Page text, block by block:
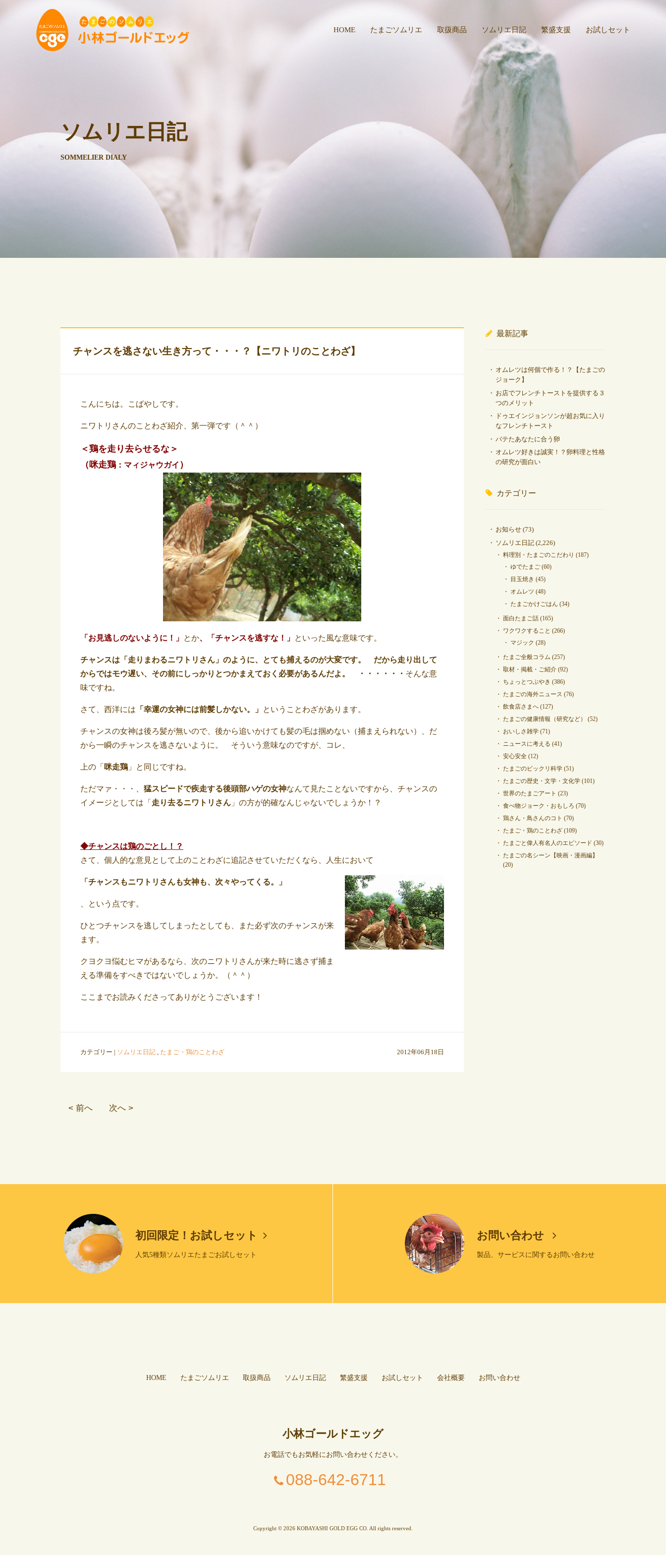
HOME たまごソムリエ 取扱商品 ソムリエ日記 繁盛支援 お試しセット
ソムリエ日記
SOMMELIER DIALY
チャンスを逃さない生き方って・・・？【ニワトリのことわざ】
こんにちは。こばやしです。
ニワトリさんのことわざ紹介、第一弾です（＾＾）
＜鶏を走り去らせるな＞
（咪走鶏 ：マィジャウガイ ）
「お見逃しのないように！」 とか、「チャンスを逃すな！」 といった風な意味です。
チャンスは「走りまわるニワトリさん」のように、とても捕えるのが大変です。 だから走り出して
からではモウ遅い、その前にしっかりとつかまえておく必要があるんだよ。 ・・・・・・ そんな意
味ですね。
さて、西洋には 「幸運の女神には前髪しかない。」 ということわざがあります。
チャンスの女神は後ろ髪が無いので、後から追いかけても髪の毛は掴めない（捕まえられない）、だ
から一瞬のチャンスを逃さないように。 そういう意味なのですが、コレ、
上の「 咪走鶏 」と同じですね。
ただマァ・・・、 猛スピードで疾走する後頭部ハゲの女神なんて見たことないですから、チャンスの
イメージとしては「 走り去るニワトリさん 」の方が的確なんじゃないでしょうか！？
◆チャンスは鶏のごとし！？
さて、個人的な意見として上のことわざに追記させていただくなら、人生において
「チャンスもニワトリさんも女神も、次々やってくる。」
、という点です。
ひとつチャンスを逃してしまったとしても、また必ず次のチャンスが来
ます。
クヨクヨ悩むヒマがあるなら、次のニワトリさんが来た時に逃さず捕ま
える準備をすべきではないでしょうか。（＾＾）
ここまでお読みくださってありがとうございます！
カテゴリー | ソムリエ日記 , たまご・鶏のことわざ 2012年06月18日
< 前へ 次へ >
最新記事
オムレツは何個で作る！？【たまごの
ジョーク】
お店でフレンチトーストを提供する３
つのメリット
ドゥエインジョンソンが超お気に入り
なフレンチトースト
バテたあなたに合う卵
オムレツ好きは誠実！？卵料理と性格
の研究が面白い
カテゴリー
お知らせ (73)
ソムリエ日記 (2,226)
料理別・たまごのこだわり (187)
ゆでたまご (60)
目玉焼き (45)
オムレツ (48)
たまごかけごはん (34)
面白たまご話 (165)
ワクワクすること (266)
マジック (28)
たまご全般コラム (257)
取材・掲載・ご紹介 (92)
ちょっとつぶやき (386)
たまごの海外ニュース (76)
飲食店さまへ (127)
たまごの健康情報（研究など）
(52)
おいしさ雑学 (71)
ニュースに考える (41)
安心安全 (12)
たまごのビックリ科学 (51)
たまごの歴史・文学・文化学 (101)
世界のたまごアート (23)
食べ物ジョーク・おもしろ (70)
鶏さん・鳥さんのコト (70)
たまご・鶏のことわざ (109)
たまごと偉人有名人のエピソード (30)
たまごの名シーン【映画・漫画編】
(20)
初回限定！お試しセット
人気5種類ソムリエたまごお試しセット
お問い合わせ
製品、サービスに関するお問い合わせ
HOME たまごソムリエ 取扱商品 ソムリエ日記 繁盛支援 お試しセット 会社概要 お問い合わせ
小林ゴールドエッグ
お電話でもお気軽にお問い合わせください。
088-642-6711
Copyright © 2026 KOBAYASHI GOLD EGG CO. All rights reserved.